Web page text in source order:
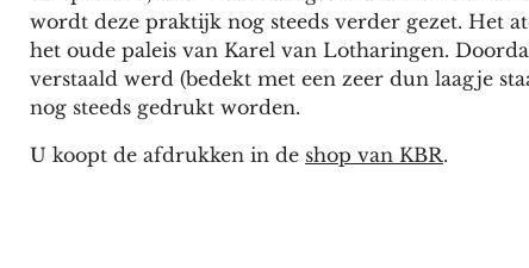
wordt deze praktijk nog steeds verder gezet. Het
het oude paleis van Karel van Lotharingen.
verstaald werd (bedekt met een zeer dun laagje
nog steeds gedrukt worden.
U koopt de afdrukken in de shop van KBR.